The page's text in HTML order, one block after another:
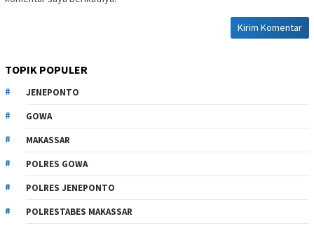
TOPIK POPULER
JENEPONTO
GOWA
MAKASSAR
POLRES GOWA
POLRES JENEPONTO
POLRESTABES MAKASSAR